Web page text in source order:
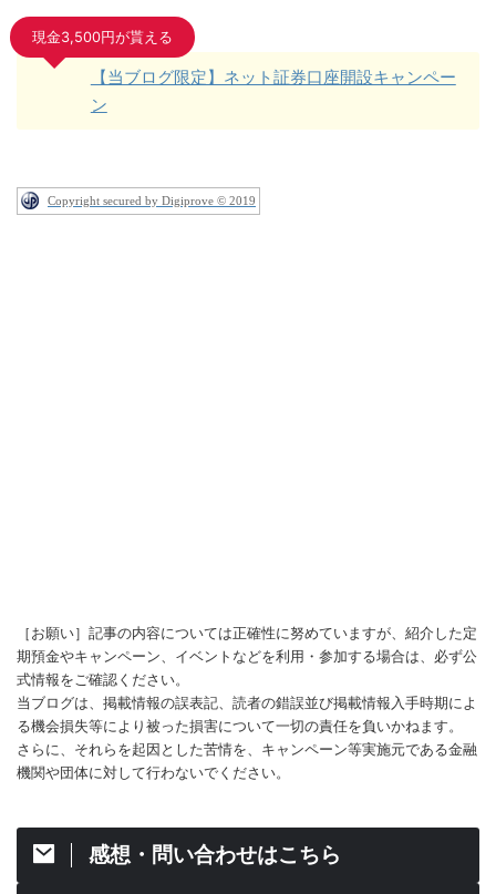
現金3,500円が貰える
【当ブログ限定】ネット証券口座開設キャンペー
ン
Copyright secured by Digiprove © 2019
［お願い］記事の内容については正確性に努めていますが、紹介した定
期預金やキャンペーン、イベントなどを利用・参加する場合は、必ず公
式情報をご確認ください。
当ブログは、掲載情報の誤表記、読者の錯誤並び掲載情報入手時期によ
る機会損失等により被った損害について一切の責任を負いかねます。
さらに、それらを起因とした苦情を、キャンペーン等実施元である金融
機関や団体に対して行わないでください。
感想・問い合わせはこちら